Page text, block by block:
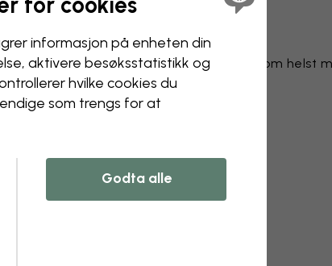
Endre tapetet ditt
Designteamet vårt kan justere hvilket som helst
Endre størrelse eller farger
Legg til eller fjern et objekt
Be om endringer
informasjon på enheten din
aktivere besøks­statistikk og
hvilke cookies du
som trengs for at
Godta alle